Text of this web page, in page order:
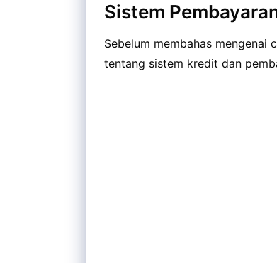
Sistem
Sebelum membahas mengenai
tentang sistem kredit dan